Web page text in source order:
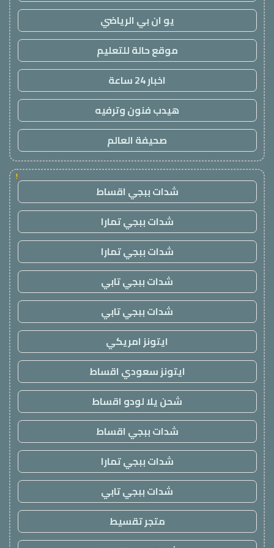
يو ان بي الرياضي
موقع حالة للتعليم
اخبار 24 ساعة
هيدب فنون وترفيه
صحيفة العالم
!
شدات ببجي اقساط
شدات ببجي تمارا
شدات ببجي تمارا
شدات ببجي تابي
شدات ببجي تابي
ايتونز امريكي
ايتونز سعودي اقساط
شحن يلا لودو اقساط
شدات ببجي اقساط
شدات ببجي تمارا
شدات ببجي تابي
متجر تقسيط